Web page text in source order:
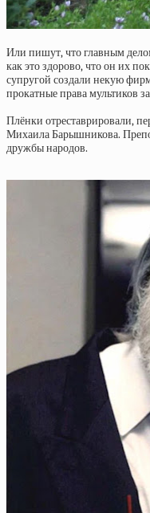
Или пишут, что главным
как это здорово, что он их
супругой создали некую
прокатные права мультиков
Плёнки отреставрировали,
Михаила Барышникова.
дружбы народов.